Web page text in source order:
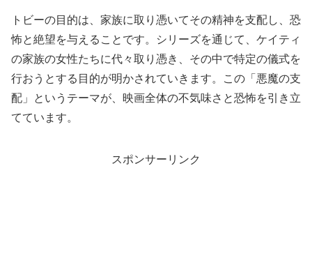
トビーの目的は、家族に取り憑いてその精神を支配し、恐
怖と絶望を与えることです。シリーズを通じて、ケイティ
の家族の女性たちに代々取り憑き、その中で特定の儀式を
行おうとする目的が明かされていきます。この「悪魔の支
配」というテーマが、映画全体の不気味さと恐怖を引き立
てています。
スポンサーリンク